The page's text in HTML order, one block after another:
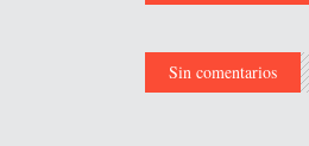
Sin comentarios